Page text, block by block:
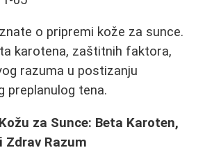
o pripremi kože za sunce.
karotena, zaštitnih faktora,
razuma u postizanju
preplanulog tena.
za Sunce: Beta Karoten,
Razum